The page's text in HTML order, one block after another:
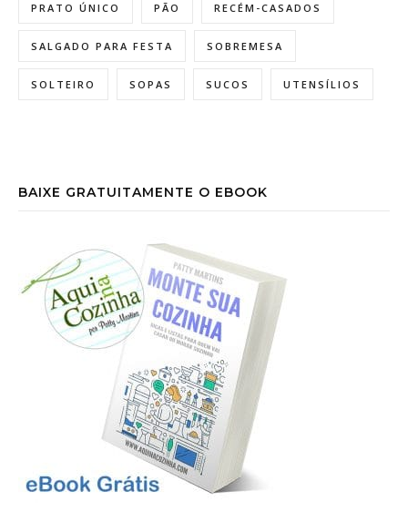
PRATO ÚNICO PÃO RECÉM-CASADOS
SALGADO PARA FESTA SOBREMESA
SOLTEIRO SOPAS SUCOS UTENSÍLIOS
BAIXE GRATUITAMENTE O EBOOK